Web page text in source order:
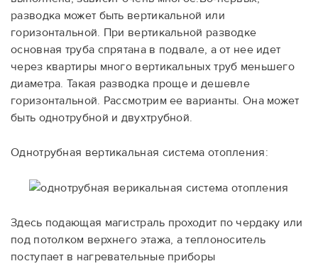
разводка может быть вертикальной или
горизонтальной. При вертикальной разводке
основная труба спрятана в подвале, а от нее идет
через квартиры много вертикальных труб меньшего
диаметра. Такая разводка проще и дешевле
горизонтальной. Рассмотрим ее варианты. Она может
быть однотрубной и двухтрубной.
Однотрубная вертикальная система отопления:
Здесь подающая магистраль проходит по чердаку или
под потолком верхнего этажа, а теплоноситель
поступает в нагревательные приборы